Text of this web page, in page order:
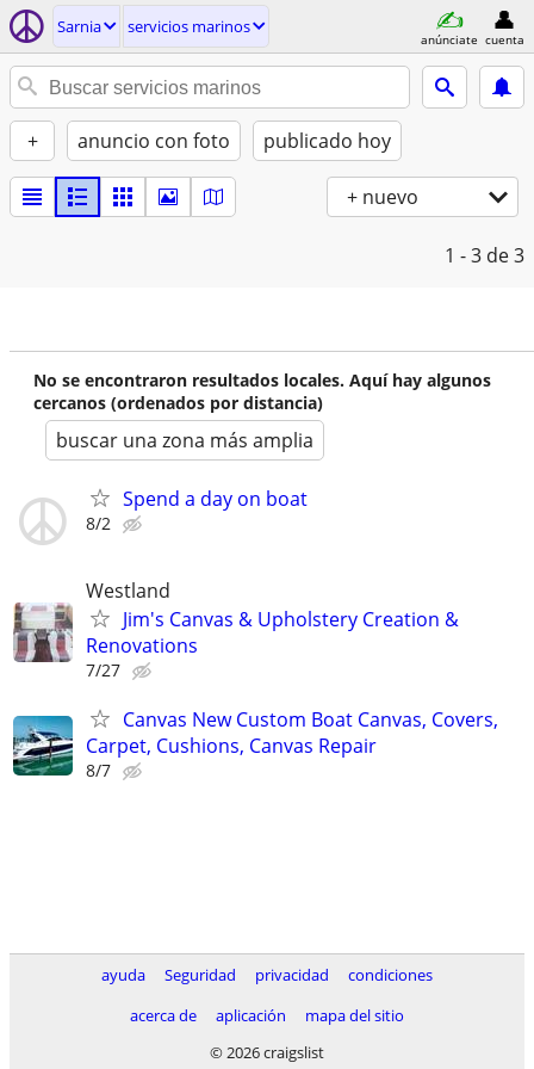
Sarnia servicios marinos
anúnciate cuenta
+ anuncio con foto publicado hoy
+ nuevo
1 - 3 de 3
No se encontraron resultados locales. Aquí hay algunos
cercanos (ordenados por distancia)
buscar una zona más amplia
Spend a day on boat
8/2
Westland
Jim's Canvas & Upholstery Creation &
Renovations
7/27
Canvas New Custom Boat Canvas, Covers,
Carpet, Cushions, Canvas Repair
8/7
ayuda Seguridad privacidad
condiciones
acerca de
aplicación
mapa del sitio
© 2026 craigslist